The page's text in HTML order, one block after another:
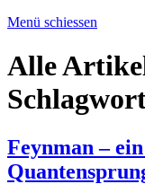
Menü schiessen
Alle
Feynman –